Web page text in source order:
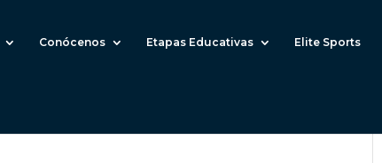
Conócenos Etapas Educativas Elite Sports